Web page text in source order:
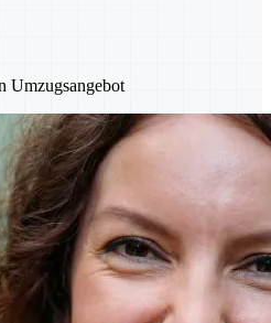
Umzugsangebot